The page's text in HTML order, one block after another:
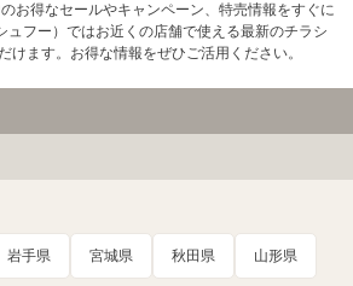
お得なセールやキャンペーン、特売情報をすぐに
ュフー）ではお近くの店舗で使える最新のチラシ
けます。お得な情報をぜひご活用ください。
岩手県 宮城県 秋田県 山形県